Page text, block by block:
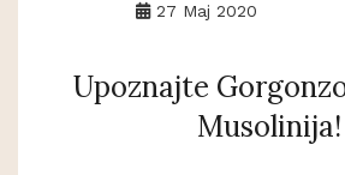
27 Maj 2020
Upoznajte
Musolinija!